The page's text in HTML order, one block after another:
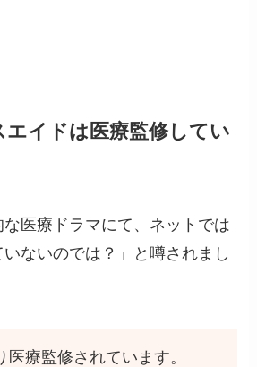
エイドは医療監修してい
医療ドラマにて、ネットでは
いないのでは？」と噂されまし
医療監修されています。